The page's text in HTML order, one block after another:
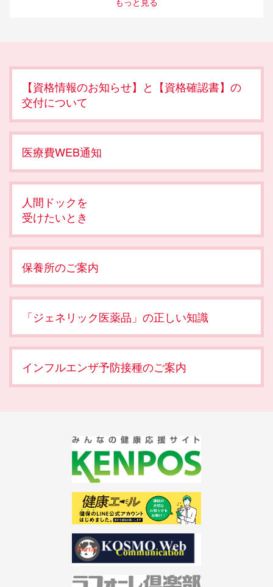
【資格情報のお知らせ】と【資格確認書】の
交付について
医療費WEB通知
人間ドックを
受けたいとき
保養所のご案内
「ジェネリック医薬品」の正しい知識
インフルエンザ予防接種のご案内